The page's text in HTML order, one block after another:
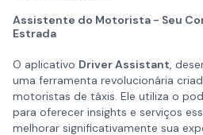
Assistente do Motorista - Seu
Estrada
O aplicativo Driver Assistant,
uma ferramenta revolucionária
motoristas de táxis. Ele utiliza o
para oferecer insights e serviços
melhorar significativamente sua